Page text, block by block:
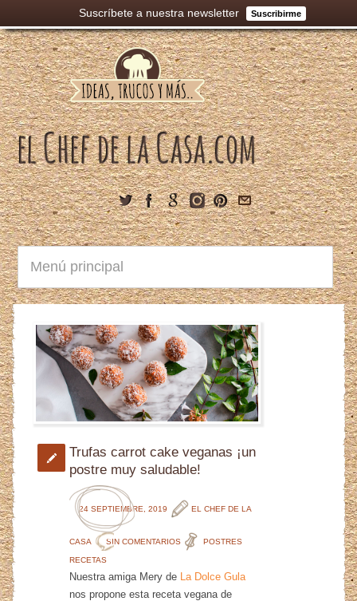
Suscríbete a nuestra newsletter Suscribirme
Trufas carrot cake veganas ¡un
postre muy saludable!
24 SEPTIEMBRE, 2019 EL CHEF DE LA
CASA SIN COMENTARIOS POSTRES
RECETAS
Nuestra amiga Mery de
La Dolce Gula
nos propone esta receta vegana de